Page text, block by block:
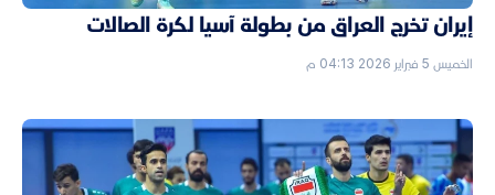
إيران تخرج العراق من بطولة آسيا لكرة الصالات
الخميس 5 فبراير 2026 04:13 م